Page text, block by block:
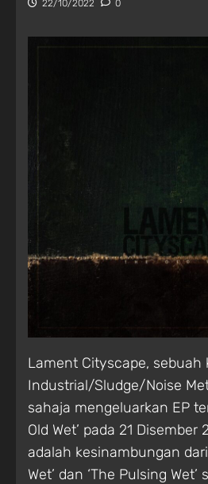
22/10/2022 0
Lament Cityscape, sebuah
Industrial/Sludge/Noise
sahaja mengeluarkan EP
Old Wet’ pada 21 Disember
adalah kesinambungan
Wet’ dan ‘The Pulsing